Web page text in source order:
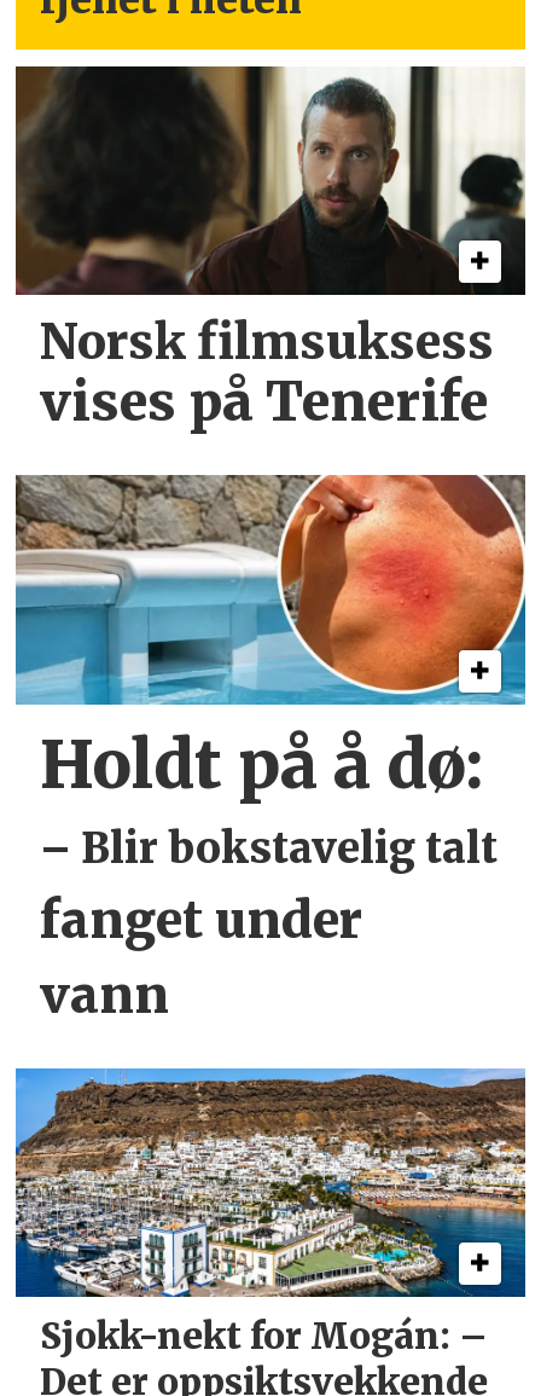
Norsk filmsuksess
vises på Tenerife
Holdt på å dø:
– Blir bokstavelig talt
fanget under
vann
Sjokk-nekt for Mogán: –
Det er oppsiktsvekkende